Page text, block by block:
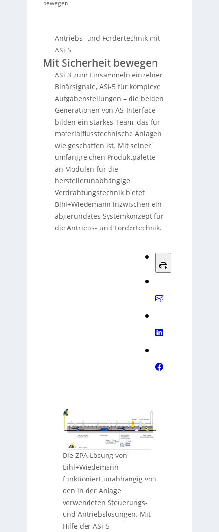
bewegen
Antriebs- und Fördertechnik mit
ASi-5
Mit Sicherheit bewegen
ASi-3 zum Einsammeln einzelner
Binärsignale, ASi-5 für komplexe
Aufgabenstellungen – die beiden
Generationen von AS-Interface
bilden ein starkes Team, das für
materialflusstechnische Anlagen
wie geschaffen ist. Mit seiner
umfangreichen Produktpalette
an Modulen für die
herstellerunabhängige
Verdrahtungstechnik bietet
Bihl+Wiedemann inzwischen ein
abgerundetes Systemkonzept für
die Antriebs- und Fördertechnik.
Die ZPA-Lösung von
Bihl+Wiedemann
funktioniert unabhängig von
den in der Anlage
verwendeten Steuerungs-
und Antriebslösungen. Mit
Hilfe der ASi-5-